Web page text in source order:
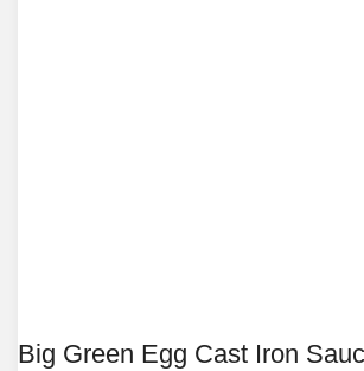
Big Green Egg Cast Iron